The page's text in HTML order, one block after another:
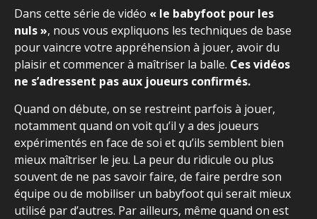
Dans cette série de vidéo « le babyfoot pour les
nuls », nous vous expliquons les techniques de base
pour vaincre votre appréhension à jouer, avoir du
plaisir et commencer à maîtriser la balle. Ces vidéos
ne s’adressent pas aux joueurs confirmés.
Quand on débute, on se restreint parfois à jouer,
notamment quand on voit qu’il y a des joueurs
expérimentés en face de soi et qu’ils semblent bien
mieux maîtriser le jeu. La peur du ridicule ou plus
souvent de ne pas savoir faire, de faire perdre son
équipe ou de mobiliser un babyfoot qui serait mieux
utilisé par d’autres. Par ailleurs, même quand on est